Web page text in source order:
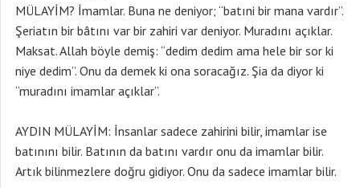
MÜLAYİM? İmamlar. Buna ne deniyor; “batıni bir mana vardır”.
Şeriatın bir bâtını var bir zahiri var deniyor. Muradını açıklar.
Maksat. Allah böyle demiş: “dedim dedim ama hele bir sor ki
niye dedim”. Onu da demek ki ona soracağız. Şia da diyor ki
“muradını imamlar açıklar”.
AYDIN MÜLAYİM: İnsanlar sadece zahirini bilir, imamlar ise
batınını bilir. Batının da batını vardır onu da imamlar bilir.
Artık bilinmezlere doğru gidiyor. Onu da sadece imamlar bilir.